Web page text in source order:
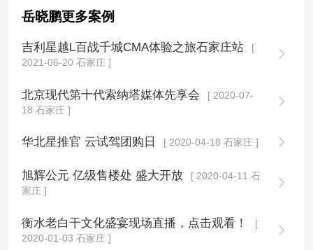
岳晓鹏更多案例
吉利星越L百战千城CMA体验之旅石家庄站
[
2021-06-20 石家庄 ]
北京现代第十代索纳塔媒体先享会
[ 2020-07-
18 石家庄 ]
华北星推官 云试驾团购日 [ 2020-04-18 石家庄 ]
旭辉公元 亿级售楼处 盛大开放
[ 2020-04-11 石
家庄 ]
衡水老白干文化盛宴现场直播，点击观看！
[
2020-01-03 石家庄 ]